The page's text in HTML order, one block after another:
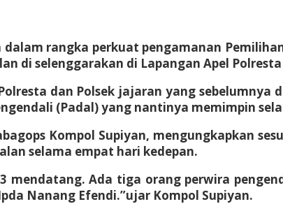
rangka perkuat pengamanan
di selenggarakan di Lapangan Apel
dan Polsek jajaran yang sebelumnya
(Padal) yang nantinya memimpin
Kompol Supiyan, mengungkapkan
selama empat hari kedepan.
Ada tiga orang perwira
Nanang Efendi.”ujar Kompol Supiyan.